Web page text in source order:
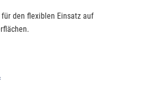
den flexiblen Einsatz auf